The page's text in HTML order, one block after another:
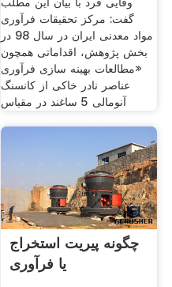
گفت: مرکز تحقیقات فرآوری
مواد معدنی ایران در سال 98 در
بخش پژوهش، اقداماتی همچون
«مطالعات بهینه سازی فرآوری
عناصر نادر خاکی از کانسنگ
آنومالی 5 ساغند در مقیاس
چگونه پیریت استخراج
یا فرآوری